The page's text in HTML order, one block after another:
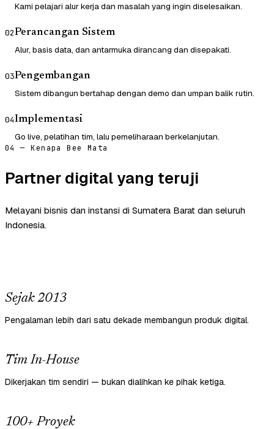
Kami pelajari alur kerja dan masalah yang ingin diselesaikan.
02Perancangan Sistem
Alur, basis data, dan antarmuka dirancang dan disepakati.
03Pengembangan
Sistem dibangun bertahap dengan demo dan umpan balik rutin.
04Implementasi
Go live, pelatihan tim, lalu pemeliharaan berkelanjutan.
04 — Kenapa Bee Mata
Partner digital yang teruji
Melayani bisnis dan instansi di Sumatera Barat dan seluruh
Indonesia.
Sejak 2013
Pengalaman lebih dari satu dekade membangun produk digital.
Tim In-House
Dikerjakan tim sendiri — bukan dialihkan ke pihak ketiga.
100+ Proyek